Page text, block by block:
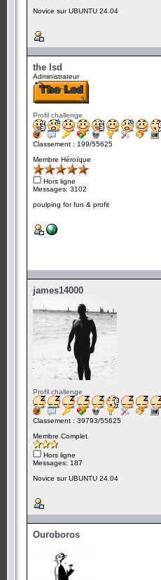
Novice sur UBUNTU 24.04
the lsd
Administrateur
Profil challenge
Classement : 199/55625
Membre Héroïque
Hors ligne
Messages: 3102
poulping for fun & profit
james14000
Profil challenge
Classement : 39793/55625
Membre Complet
Hors ligne
Messages: 187
Novice sur UBUNTU 24.04
Ouroboros